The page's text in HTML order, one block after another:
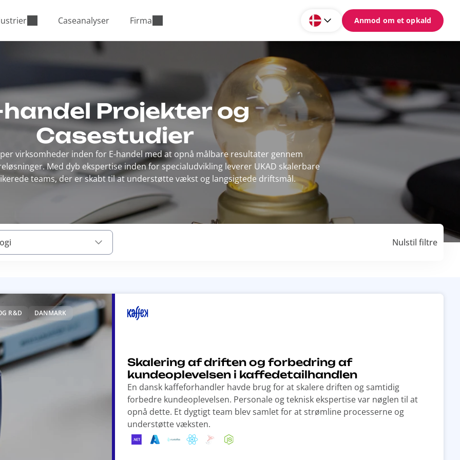
Caseanalyser Firma Anmod om et opkald
handel Projekter og
Casestudier
virksomheder inden for E-handel med at opnå målbare resultater gennem
Med dyb ekspertise inden for specialudvikling leverer UKAD skalerbare
teams, der er skabt til at understøtte vækst og langsigtede driftsmål.
Nulstil filtre
R&D DANMARK
Skalering af driften og forbedring af
kundeoplevelsen i kaffedetailhandlen
En dansk kaffeforhandler havde brug for at skalere driften og samtidig
forbedre kundeoplevelsen. Personale og teknisk ekspertise var nøglen til at
opnå dette. Et dygtigt team blev samlet for at strømline processerne og
understøtte væksten.